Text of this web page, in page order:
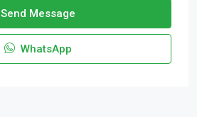
Send Message
WhatsApp